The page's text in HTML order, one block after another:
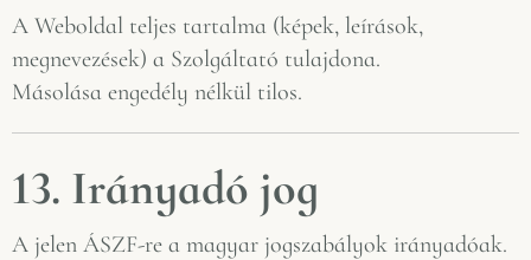
A Weboldal teljes tartalma (képek, leírások,
megnevezések) a Szolgáltató tulajdona.
Másolása engedély nélkül tilos.
13. Irányadó jog
A jelen ÁSZF-re a magyar jogszabályok irányadóak.